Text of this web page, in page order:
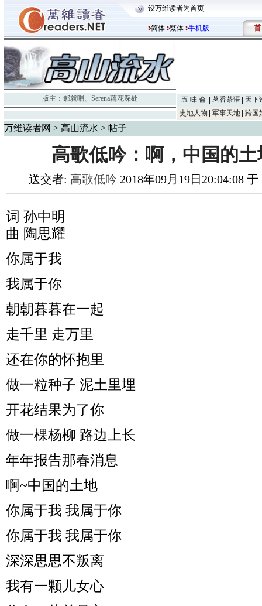
设万维读者为首页
简体 繁体 手机版 首
版主： 郝就唱、 Serena藕花深处 五 味 斋 茗香茶语
天下
史地人物
军事天地 跨国
万维读者网 > 高山流水 > 帖子
高歌低吟：啊，中国的
送交者: 高歌低吟 2018年09月19日20:04:08
词 孙中明
曲 陶思耀
你属于我
我属于你
朝朝暮暮在一起
走千里 走万里
还在你的怀抱里
做一粒种子 泥土里埋
开花结果为了你
做一棵杨柳 路边上长
年年报告那春消息
啊~中国的土地
你属于我 我属于你
你属于我 我属于你
深深思思不叛离
我有一颗儿女心